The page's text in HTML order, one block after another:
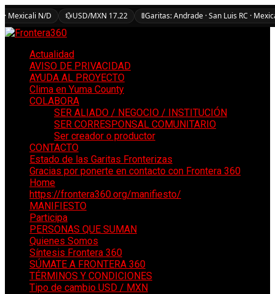
· Mexicali N/D 💱USD/MXN 17.22 🚦Garitas: Andrade · San Luis RC ·
Actualidad
AVISO DE PRIVACIDAD
AYUDA AL PROYECTO
Clima en Yuma County
COLABORA
SER ALIADO / NEGOCIO / INSTITUCIÓN
SER CORRESPONSAL COMUNITARIO
Ser creador o productor
CONTACTO
Estado de las Garitas Fronterizas
Gracias por ponerte en contacto con Frontera 360
Home
https://frontera360.org/manifiesto/
MANIFIESTO
Participa
PERSONAS QUE SUMAN
Quienes Somos
Síntesis Frontera 360
SÚMATE A FRONTERA 360
TÉRMINOS Y CONDICIONES
Tipo de cambio USD / MXN